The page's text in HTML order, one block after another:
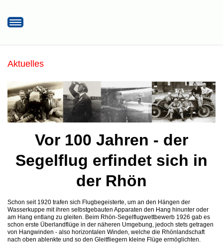
Museumsrundflug
Unterstützen Sie uns
Aktuelles
Aktuelles
Vor 100 Jahren - der
Segelflug erfindet sich in
der Rhön
Schon seit 1920 trafen sich Flugbegeisterte, um an den Hängen der
Wasserkuppe mit ihren selbstgebauten Apparaten den Hang hinunter oder
am Hang entlang zu gleiten. Beim Rhön-Segelflugwettbewerb 1926 gab es
schon erste Überlandflüge in der näheren Umgebung, jedoch stets getragen
von Hangwinden - also horizontalen Winden, welche die Rhönlandschaft
nach oben ablenkte und so den Gleitfliegern kleine Flüge ermöglichten.